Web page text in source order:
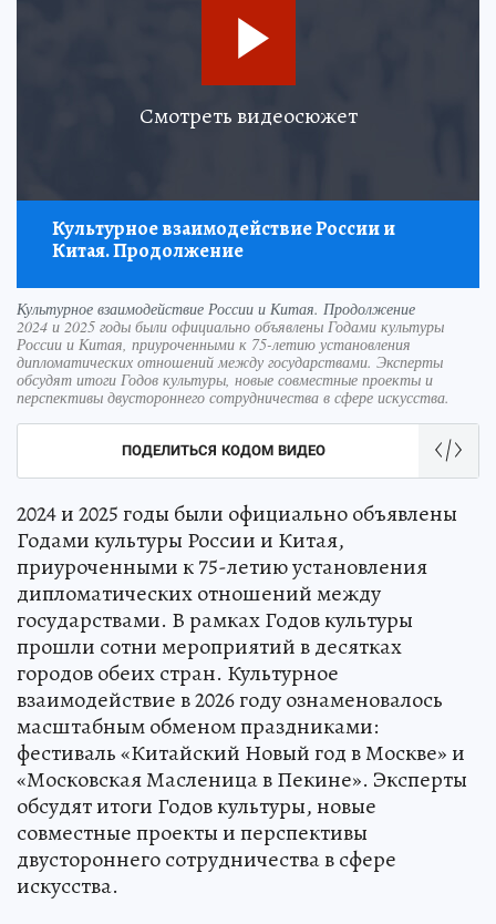
Смотреть видеосюжет
Культурное взаимодействие России и
Китая. Продолжение
Культурное взаимодействие России и Китая. Продолжение
2024 и 2025 годы были официально объявлены Годами культуры
России и Китая, приуроченными к 75-летию установления
дипломатических отношений между государствами. Эксперты
обсудят итоги Годов культуры, новые совместные проекты и
перспективы двустороннего сотрудничества в сфере искусства.
ПОДЕЛИТЬСЯ КОДОМ ВИДЕО
2024 и 2025 годы были официально объявлены
Годами культуры России и Китая,
приуроченными к 75-летию установления
дипломатических отношений между
государствами. В рамках Годов культуры
прошли сотни мероприятий в десятках
городов обеих стран. Культурное
взаимодействие в 2026 году ознаменовалось
масштабным обменом праздниками:
фестиваль «Китайский Новый год в Москве» и
«Московская Масленица в Пекине». Эксперты
обсудят итоги Годов культуры, новые
совместные проекты и перспективы
двустороннего сотрудничества в сфере
искусства.